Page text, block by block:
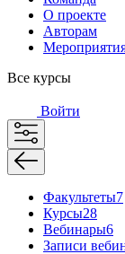
О проекте
Авторам
Все курсы
Войти
Факультеты7
Курсы28
Вебинары6
Записи